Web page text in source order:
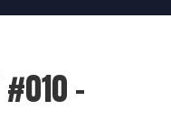
#010 –